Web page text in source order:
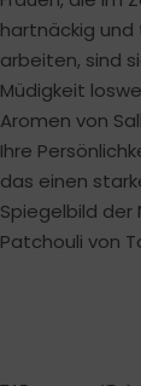
hartnäckig
arbeiten, sind
Müdigkeit
Aromen von
Ihre
das einen
Spiegelbild der
Patchouli von